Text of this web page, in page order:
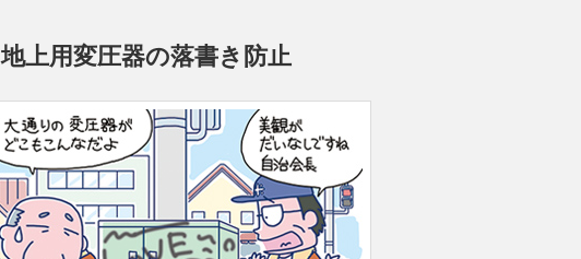
地上用変圧器の落書き防止